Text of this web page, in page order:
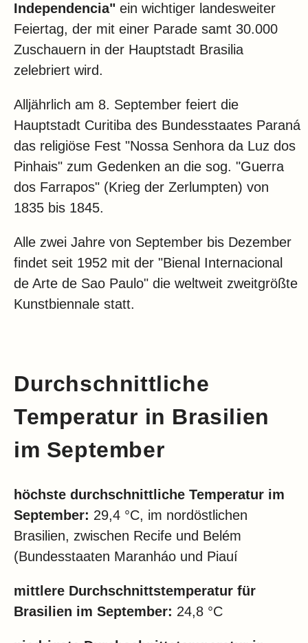
Independencia" ein wichtiger landesweiter
Feiertag, der mit einer Parade samt 30.000
Zuschauern in der Hauptstadt Brasilia
zelebriert wird.
Alljährlich am 8. September feiert die
Hauptstadt Curitiba des Bundesstaates Paraná
das religiöse Fest "Nossa Senhora da Luz dos
Pinhais" zum Gedenken an die sog. "Guerra
dos Farrapos" (Krieg der Zerlumpten) von
1835 bis 1845.
Alle zwei Jahre von September bis Dezember
findet seit 1952 mit der "Bienal Internacional
de Arte de Sao Paulo" die weltweit zweitgrößte
Kunstbiennale statt.
Durchschnittliche
Temperatur in Brasilien
im September
höchste durchschnittliche Temperatur im
September: 29,4 °C, im nordöstlichen
Brasilien, zwischen Recife und Belém
(Bundesstaaten Maranháo und Piauí
mittlere Durchschnittstemperatur für
Brasilien im September: 24,8 °C